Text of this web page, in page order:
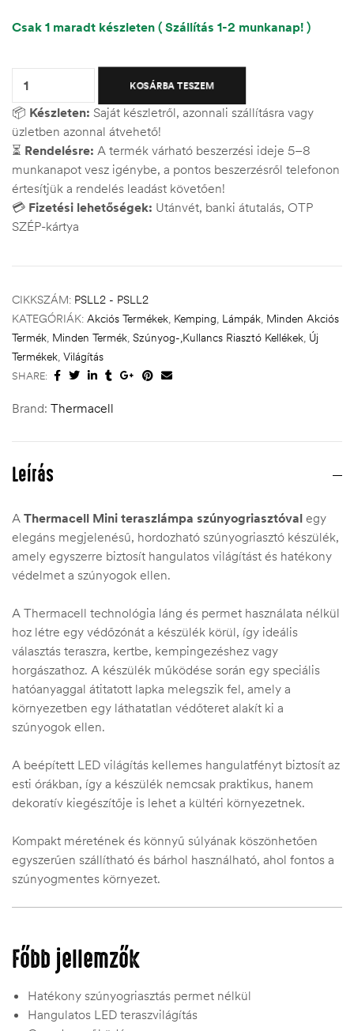
Csak 1 maradt készleten ( Szállítás 1-2 munkanap! )
KOSÁRBA TESZEM
📦 Készleten: Saját készletről, azonnali szállításra vagy
üzletben azonnal átvehető!
⏳ Rendelésre: A termék várható beszerzési ideje 5–8
munkanapot vesz igénybe, a pontos beszerzésről telefonon
értesítjük a rendelés leadást követően!
💳 Fizetési lehetőségek: Utánvét, banki átutalás, OTP
SZÉP-kártya
CIKKSZÁM: PSLL2 - PSLL2
KATEGÓRIÁK: Akciós Termékek, Kemping, Lámpák, Minden Akciós
Termék, Minden Termék, Szúnyog-,Kullancs Riasztó Kellékek, Új
Termékek, Világítás
SHARE:
Brand: Thermacell
Leírás
A Thermacell Mini teraszlámpa szúnyogriasztóval egy
elegáns megjelenésű, hordozható szúnyogriasztó készülék,
amely egyszerre biztosít hangulatos világítást és hatékony
védelmet a szúnyogok ellen.
A Thermacell technológia láng és permet használata nélkül
hoz létre egy védőzónát a készülék körül, így ideális
választás teraszra, kertbe, kempingezéshez vagy
horgászathoz. A készülék működése során egy speciális
hatóanyaggal átitatott lapka melegszik fel, amely a
környezetben egy láthatatlan védőteret alakít ki a
szúnyogok ellen.
A beépített LED világítás kellemes hangulatfényt biztosít az
esti órákban, így a készülék nemcsak praktikus, hanem
dekoratív kiegészítője is lehet a kültéri környezetnek.
Kompakt méretének és könnyű súlyának köszönhetően
egyszerűen szállítható és bárhol használható, ahol fontos a
szúnyogmentes környezet.
Főbb jellemzők
Hatékony szúnyogriasztás permet nélkül
Hangulatos LED teraszvilágítás